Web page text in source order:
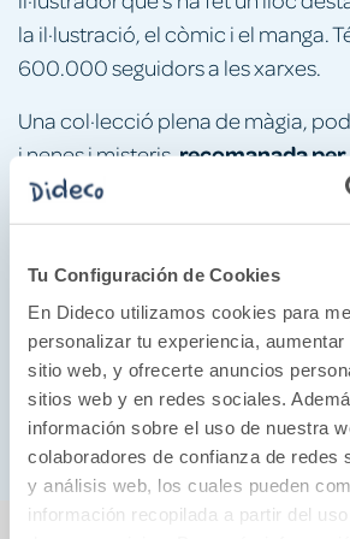
Tu Configuración de Cookies
En Dideco utilizamos cookies para
personalizar tu experiencia,
sitio web, y ofrecerte anuncios
sitios web y en redes sociales.
información sobre el uso de nuestra
colaboradores de confianza de redes
y análisis web, los cuales pueden
información recopilada a partir del
la il·lustració, el còmic i el manga.
600.000 seguidors a les xarxes.
Una col·lecció plena de màgia,
i nenes i misteris,recomanada per
6 a 8 anys
. Perfecta per a lectors d'
Marcus Pocus.
GÈNERE
Acció i aventura
Misteris i màgia
Animals i poders
Humor i diversió